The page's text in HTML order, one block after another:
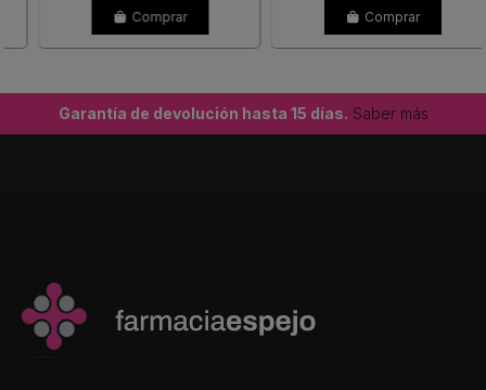
Comprar Comprar
Garantía de devolución hasta 15 días. Saber más